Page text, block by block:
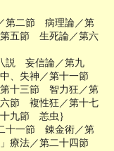
二節 病理論／第
五節 生死論／第六
説 妄信論／第九
、失神／第十一節
十三節 智力狂／第
節 複性狂／第十七
九節 恙虫｝
一節 錬金術／第
療法／第二十四節